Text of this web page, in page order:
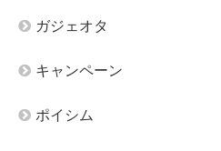
ガジェオタ
キャンペーン
ポイシム